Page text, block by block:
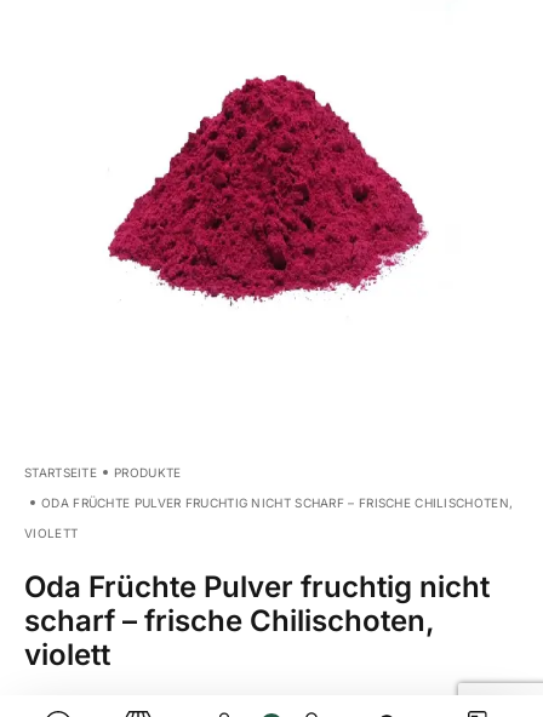
STARTSEITE PRODUKTE
ODA FRÜCHTE PULVER FRUCHTIG NICHT SCHARF – FRISCHE CHILISCHOTEN,
VIOLETT
Oda Früchte Pulver fruchtig nicht
scharf – frische Chilischoten,
violett